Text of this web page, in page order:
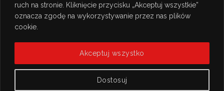
ruch na stronie. Kliknięcie przycisku „Akceptuj wszystkie”
oznacza zgodę na wykorzystywanie przez nas plików
cookie.
Dostosuj
Akceptuj wszystko